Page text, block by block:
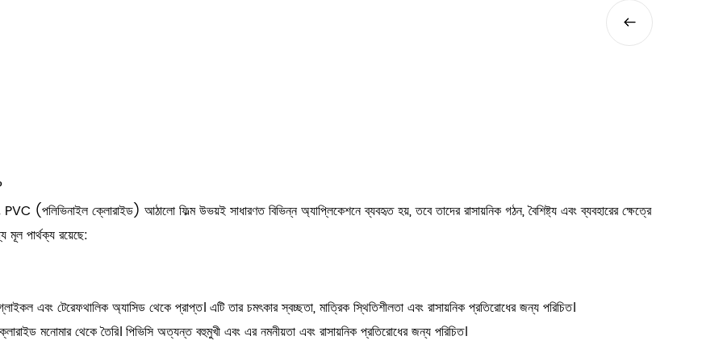
ক্লোরাইড) আঠালো ফিল্ম উভয়ই সাধারণত বিভিন্ন অ্যাপ্লিকেশনে ব্যবহৃত হয়, তবে তাদের রাসায়নিক গঠন, বৈশিষ্ট্য এবং ব্যবহারের ক্ষেত্রে
মূল পার্থক্য রয়েছে:
এবং টেরেফথালিক অ্যাসিড থেকে প্রাপ্ত। এটি তার চমৎকার স্বচ্ছতা, মাত্রিক স্থিতিশীলতা এবং রাসায়নিক প্রতিরোধের জন্য পরিচিত।
মনোমার থেকে তৈরি। পিভিসি অত্যন্ত বহুমুখী এবং এর নমনীয়তা এবং রাসায়নিক প্রতিরোধের জন্য পরিচিত।